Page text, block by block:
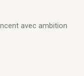
avec ambition